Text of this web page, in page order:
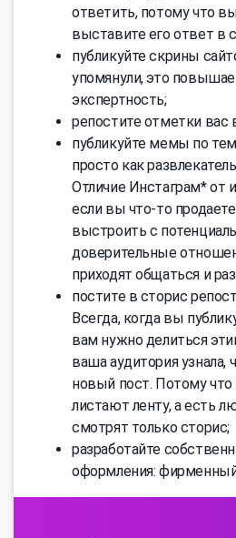
ответить, потому что
выставите его ответ в
публикуйте скрины
упомянули, это
экспертность;
репостите отметки вас
публикуйте мемы по
просто как
Отличие Инстаграм* от
если вы что-то
выстроить с
доверительные
приходят общаться и
постите в сторис
Всегда, когда вы
вам нужно делиться
ваша аудитория
новый пост. Потому
листают ленту, а есть
смотрят только сторис;
разработайте
оформления: